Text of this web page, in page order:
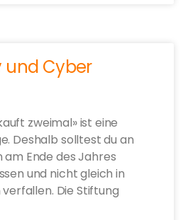
und Cyber
zweimal» ist eine
Deshalb solltest du an
Ende des Jahres
und nicht gleich in
Die Stiftung